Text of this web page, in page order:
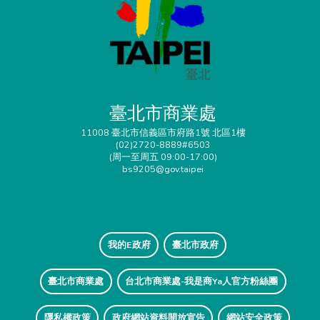
臺北市商業處
11008 臺北市信義區市府路1號 北區1樓
(02)2720-8889#6503
(周一至周五 09:00-17:00)
bs9205@gov.taipei
我的E政府 臺北市政府
臺北市商業處 台北市商業處-我是商Ya人官方粉絲團